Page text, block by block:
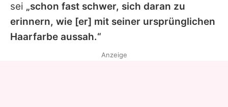
sei „schon fast schwer, sich daran zu
erinnern, wie [er] mit seiner ursprünglichen
Haarfarbe aussah.“
Anzeige